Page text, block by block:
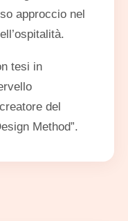
approccio nel
tesi in
del
Method”.